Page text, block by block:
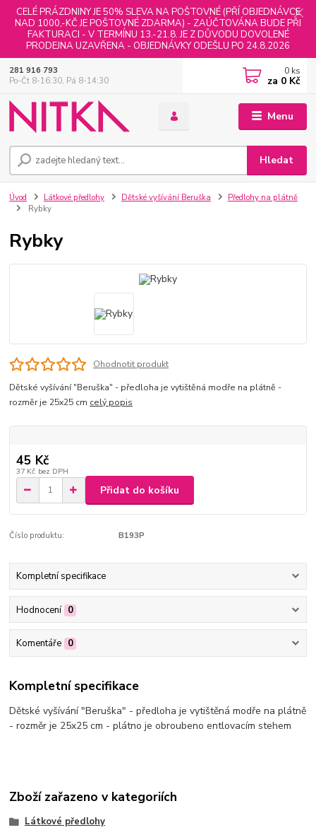
CELÉ PRÁZDNINY JE 50% SLEVA NA POŠTOVNÉ (PŘÍ OBJEDNÁVCE
NAD 1000,-KČ JE POŠTOVNÉ ZDARMA) - ZAÚČTOVÁNA BUDE PŘI
FAKTURACI - V TERMÍNU 13.-21.8. JE Z DŮVODU DOVOLENÉ
PRODEJNA UZAVŘENA - OBJEDNÁVKY ODEŠLU PO 24.8.2026
Menu
Hledat
281 916 793
Po-Čt 8-16:30, Pá 8-14:30
0 ks
za 0 Kč
Úvod Látkové předlohy Dětské vyšívání Beruška
Předlohy na plátně
Rybky
Rybky
Ohodnotit produkt
Dětské vyšívání "Beruška" - předloha je vytištěná modře na plátně -
rozměr je 25x25 cm celý popis
45 Kč
37 Kč bez DPH
Přidat do košíku
Číslo produktu: B193P
Kompletní specifikace
Hodnocení 0
Komentáře 0
Kompletní specifikace
Dětské vyšívání "Beruška" - předloha je vytištěná modře na plátně
- rozměr je 25x25 cm - plátno je obroubeno entlovacím stehem
Zboží zařazeno v kategoriích
Látkové předlohy